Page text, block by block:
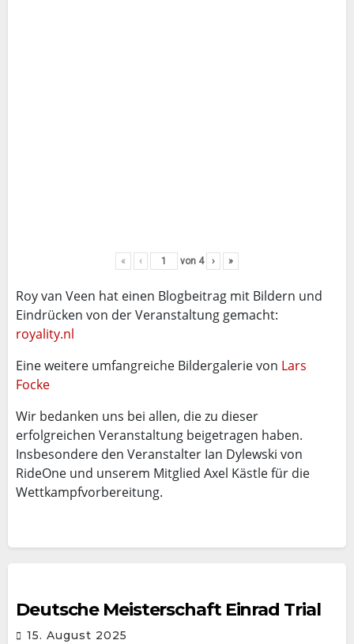
« ‹ von 4 › »
Roy van Veen hat einen Blogbeitrag mit Bildern und
Eindrücken von der Veranstaltung gemacht:
royality.nl
Eine weitere umfangreiche Bildergalerie von Lars
Focke
Wir bedanken uns bei allen, die zu dieser
erfolgreichen Veranstaltung beigetragen haben.
Insbesondere den Veranstalter Ian Dylewski von
RideOne und unserem Mitglied Axel Kästle für die
Wettkampfvorbereitung.
Deutsche Meisterschaft Einrad Trial
15. August 2025